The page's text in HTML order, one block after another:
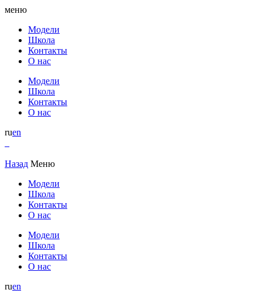
меню
Модели
Школа
Контакты
О нас
Модели
Школа
Контакты
О нас
ruen
Назад Меню
Модели
Школа
Контакты
О нас
Модели
Школа
Контакты
О нас
ruen